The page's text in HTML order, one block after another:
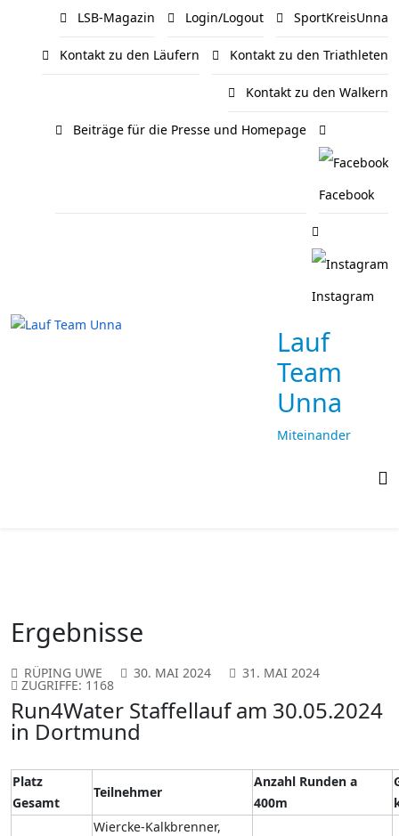
LSB-Magazin Login/Logout SportKreisUnna
Kontakt zu den Läufern Kontakt zu den Triathleten
Kontakt zu den Walkern
Beiträge für die Presse und Homepage
Facebook
Instagram
Lauf
Team
Unna
Miteinander
Ergebnisse
RÜPING UWE 30. MAI 2024 31. MAI 2024
ZUGRIFFE: 1168
Run4Water Staffellauf am 30.05.2024
in Dortmund
Platz
Gesamt
Teilnehmer
Anzahl Runden a
400m
Wiercke-Kalkbrenner,